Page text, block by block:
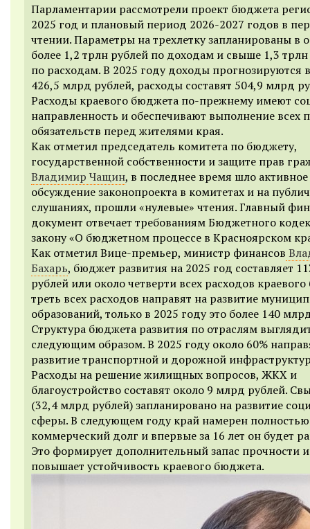
Парламентарии рассмотрели проект бюджета
2025 год и плановый период 2026-2027 годов в
чтении. Параметры на трехлетку запланированы в
более 1,2 трлн рублей по доходам и свыше 1,3
по расходам. В 2025 году доходы прогнозируются
426,5 млрд рублей, расходы составят 504,9 млрд
Расходы краевого бюджета по-прежнему имеют
направленность и обеспечивают выполнение всех
обязательств перед жителями края.
Как отметил председатель комитета по бюджету,
государственной собственности и защите прав
Владимир Чащин, в последнее время шло активное
обсуждение законопроекта в комитетах и на
слушаниях, прошли «нулевые» чтения. Главный
документ отвечает требованиям Бюджетного
закону «О бюджетном процессе в Красноярском
Как отметилВице-премьер, министр финансов
Бахарь, бюджет развития на 2025 год составляет
рублей или около четверти всех расходов
треть всех расходов направят на развитие
образований, только в 2025 году это более 140
Структура бюджета развития по отраслям
следующим образом. В 2025 году около 60%
развитие транспортной и дорожной
Расходы на решение жилищных вопросов, ЖКХ и
благоустройство составят около 9 млрд рублей.
(32,4 млрд рублей) запланировано на развитие
сферы. В следующем году край намерен полностью
коммерческий долг и впервые за 16 лет он будет
Это формирует дополнительный запас прочности и
повышает устойчивость краевого бюджета.